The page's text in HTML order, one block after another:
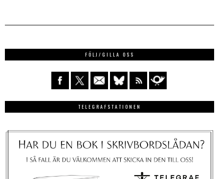
FÖLJ/GILLA OSS
TELEGRAFSTATIONEN